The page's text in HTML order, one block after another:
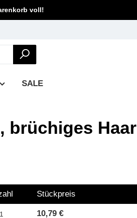
voll!
SALE
brüchiges Haar
Stückpreis
1 10,79 €